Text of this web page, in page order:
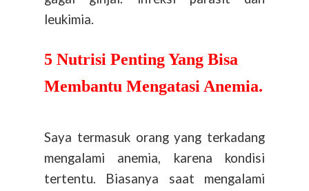
leukimia.
5 Nutrisi Penting Yang Bisa
Membantu Mengatasi Anemia.
Saya termasuk orang yang terkadang
mengalami anemia, karena kondisi
tertentu. Biasanya saat mengalami